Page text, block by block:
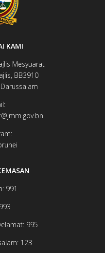
KAMI
Mesyuarat
BB3910​
991
995
123